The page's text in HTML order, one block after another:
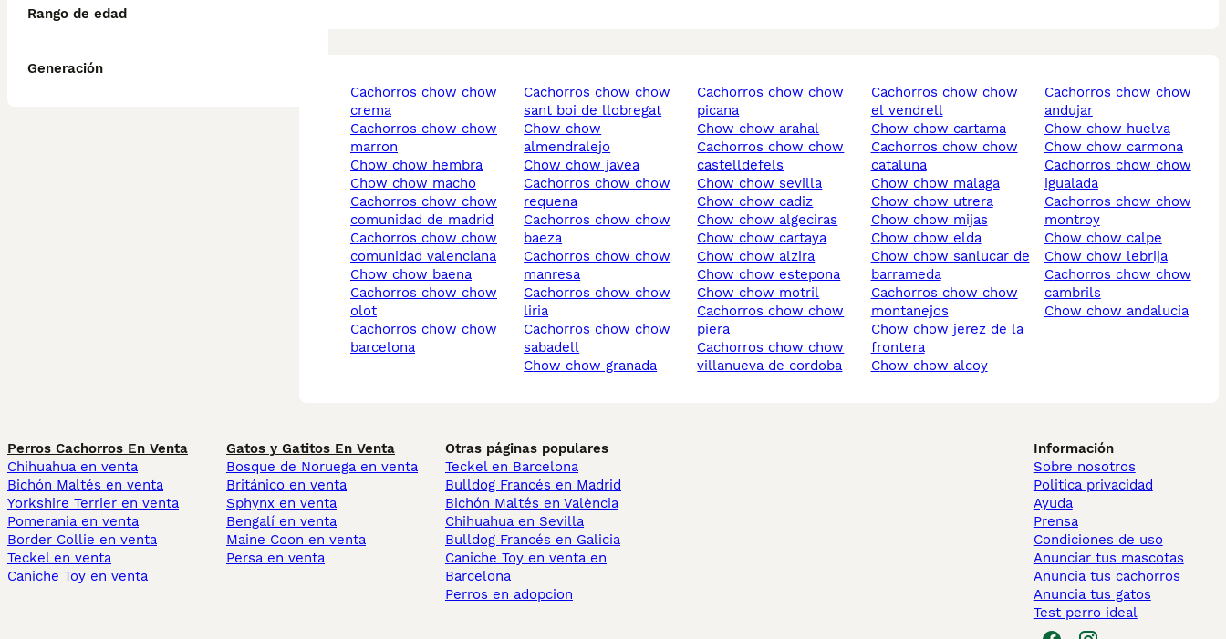
Rango de edad
Generación
cachorros chow chow
crema
cachorros chow chow
marron
chow chow hembra
chow chow macho
cachorros chow chow
comunidad de madrid
cachorros chow chow
comunidad valenciana
chow chow baena
cachorros chow chow
olot
cachorros chow chow
barcelona
cachorros chow chow
sant boi de llobregat
chow chow
almendralejo
chow chow javea
cachorros chow chow
requena
cachorros chow chow
baeza
cachorros chow chow
manresa
cachorros chow chow
liria
cachorros chow chow
sabadell
chow chow granada
cachorros chow chow
picana
chow chow arahal
cachorros chow chow
castelldefels
chow chow sevilla
chow chow cadiz
chow chow algeciras
chow chow cartaya
chow chow alzira
chow chow estepona
chow chow motril
cachorros chow chow
piera
cachorros chow chow
villanueva de cordoba
cachorros chow chow
el vendrell
chow chow cartama
cachorros chow chow
cataluna
chow chow malaga
chow chow utrera
chow chow mijas
chow chow elda
chow chow sanlucar de
barrameda
cachorros chow chow
montanejos
chow chow jerez de la
frontera
chow chow alcoy
cachorros chow chow
andujar
chow chow huelva
chow chow carmona
cachorros chow chow
igualada
cachorros chow chow
montroy
chow chow calpe
chow chow lebrija
cachorros chow chow
cambrils
chow chow andalucia
Perros Cachorros En Venta
Chihuahua en venta
Bichón Maltés en venta
Yorkshire Terrier en venta
Pomerania en venta
Border Collie en venta
Teckel en venta
Caniche Toy en venta
Gatos y Gatitos En Venta
Bosque de Noruega en venta
Británico en venta
Sphynx en venta
Bengalí en venta
Maine Coon en venta
Persa en venta
Otras páginas populares
Teckel en Barcelona
Bulldog Francés en Madrid
Bichón Maltés en València
Chihuahua en Sevilla
Bulldog Francés en Galicia
Caniche Toy en venta en
Barcelona
Perros en adopcion
Información
Sobre nosotros
Politica privacidad
Ayuda
Prensa
Condiciones de uso
Anunciar tus mascotas
Anuncia tus cachorros
Anuncia tus gatos
Test perro ideal